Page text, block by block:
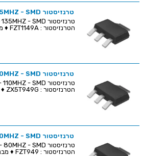
טרנזיסטור PNP - 25V 4A - 135MHZ - SMD
הטרנזיסטור : FZT1149A ♦ מבנה הטרנזי...
טרנזיסטור PNP - 30V 5.5A - 110MHZ - SMD
הטרנזיסטור : ZX5T949G ♦ מבנה הטרנ...
טרנזיסטור PNP - 30V 7A - 80MHZ - SMD
הטרנזיסטור : FZT949 ♦ מבנה הטרנזיסטו...